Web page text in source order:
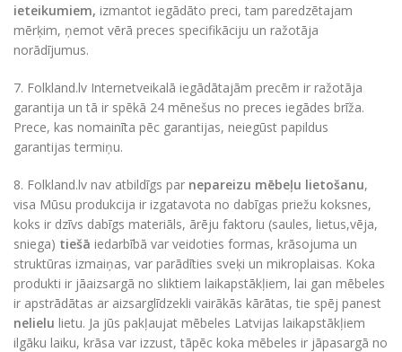
ieteikumiem, izmantot iegādāto preci, tam paredzētajam
mērķim, ņemot vērā preces specifikāciju un ražotāja
norādījumus.
7. Folkland.lv Internetveikalā iegādātajām precēm ir ražotāja
garantija un tā ir spēkā 24 mēnešus no preces iegādes brīža.
Prece, kas nomainīta pēc garantijas, neiegūst papildus
garantijas termiņu.
8. Folkland.lv nav atbildīgs par nepareizu mēbeļu lietošanu,
visa Mūsu produkcija ir izgatavota no dabīgas priežu koksnes,
koks ir dzīvs dabīgs materiāls, ārēju faktoru (saules, lietus,vēja,
sniega) tiešā iedarbībā var veidoties formas, krāsojuma un
struktūras izmaiņas, var parādīties sveķi un mikroplaisas. Koka
produkti ir jāaizsargā no sliktiem laikapstākļiem, lai gan mēbeles
ir apstrādātas ar aizsarglīdzekli vairākās kārātas, tie spēj panest
nelielu lietu. Ja jūs pakļaujat mēbeles Latvijas laikapstākļiem
ilgāku laiku, krāsa var izzust, tāpēc koka mēbeles ir jāpasargā no